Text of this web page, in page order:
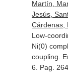
Martín,
Jesús,
Cárdenas,
Low-
Ni(0)
coupling.
6. Pag.